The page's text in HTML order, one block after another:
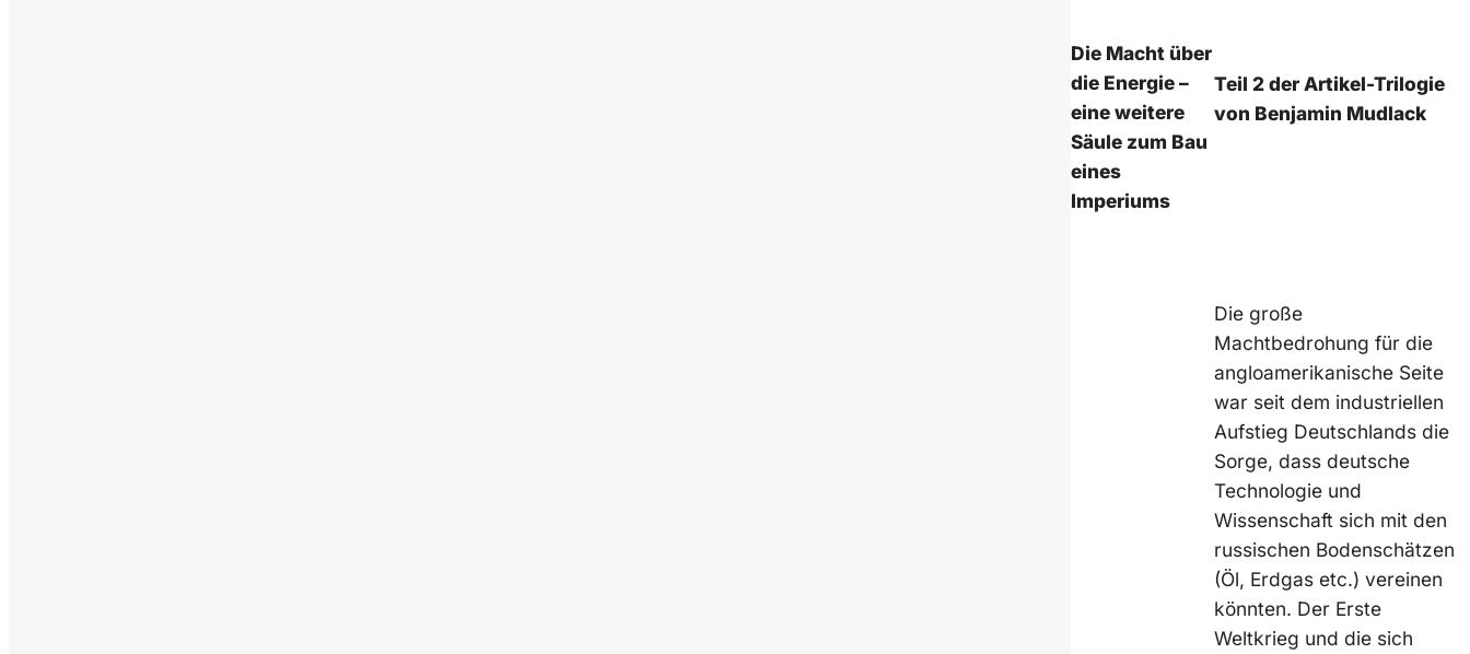
Die Macht über
die Energie –
eine weitere
Säule zum Bau
eines
Imperiums
Teil 2 der Artikel-Trilogie
von Benjamin Mudlack
Die große
Machtbedrohung für die
angloamerikanische Seite
war seit dem industriellen
Aufstieg Deutschlands die
Sorge, dass deutsche
Technologie und
Wissenschaft sich mit den
russischen Bodenschätzen
(Öl, Erdgas etc.) vereinen
könnten. Der Erste
Weltkrieg und die sich